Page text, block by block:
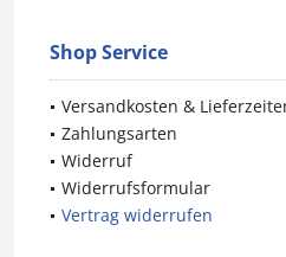
Shop Service
Versandkosten &
Zahlungsarten
Widerruf
Widerrufsformular
Vertrag widerrufen